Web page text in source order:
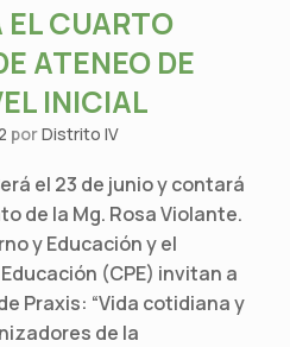
EL CUARTO
ATENEO DE
INICIAL
porDistrito IV
el 23 de junio y contará
de la Mg. Rosa Violante.
y Educación y el
(CPE) invitan a
Praxis: “Vida cotidiana y
de la